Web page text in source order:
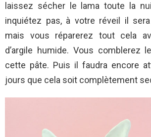
laissez sécher le lama toute la
inquiétez pas, à votre réveil il
mais vous réparerez tout cela
d’argile humide. Vous comblerez
cette pâte. Puis il faudra encore
jours que cela soit complètement